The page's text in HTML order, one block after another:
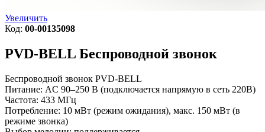
Увеличить
Код: 00-00135098
PVD-BELL Беспроводной звонок
Беспроводной звонок PVD-BELL
Питание: AC 90–250 В (подключается напрямую в сеть 220В)
Частота: 433 МГц
Потребление: 10 мВт (режим ожидания), макс. 150 мВт (в
режиме звонка)